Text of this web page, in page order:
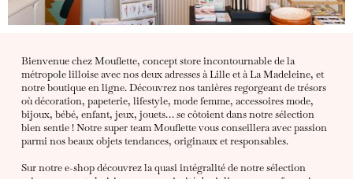
Bienvenue chez Mouflette, concept store incontournable de la
métropole lilloise avec nos deux adresses à Lille et à La Madeleine, et
notre boutique en ligne. Découvrez nos tanières regorgeant de trésors
où décoration, papeterie, lifestyle, mode femme, accessoires mode,
bijoux, bébé, enfant, jeux, jouets… se côtoient dans notre sélection
bien sentie ! Notre super team Mouflette vous conseillera avec passion
parmi nos beaux objets tendances, originaux et responsables.
Sur notre e-shop découvrez la quasi intégralité de notre sélection